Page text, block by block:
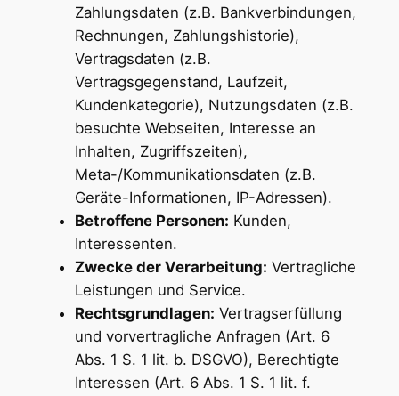
Zahlungsdaten (z.B. Bankverbindungen,
Rechnungen, Zahlungshistorie),
Vertragsdaten (z.B.
Vertragsgegenstand, Laufzeit,
Kundenkategorie), Nutzungsdaten (z.B.
besuchte Webseiten, Interesse an
Inhalten, Zugriffszeiten),
Meta-/Kommunikationsdaten (z.B.
Geräte-Informationen, IP-Adressen).
Betroffene Personen: Kunden,
Interessenten.
Zwecke der Verarbeitung: Vertragliche
Leistungen und Service.
Rechtsgrundlagen: Vertragserfüllung
und vorvertragliche Anfragen (Art. 6
Abs. 1 S. 1 lit. b. DSGVO), Berechtigte
Interessen (Art. 6 Abs. 1 S. 1 lit. f.